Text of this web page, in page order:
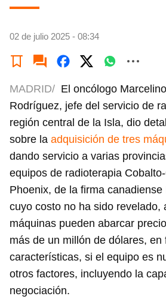
02 de julio 2025 - 08:34
MADRID/ El oncólogo
Rodríguez, jefe del servicio de
región central de la Isla, dio
sobre la adquisición de tres
dando servicio a varias
equipos de radioterapia
Phoenix, de la firma
cuyo costo no ha sido revelado,
máquinas pueden abarcar
más de un millón de dólares, en
características, si el equipo es
otros factores, incluyendo la
negociación.